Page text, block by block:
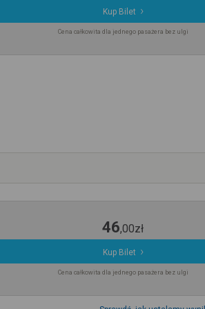
Kup Bilet
Cena całkowita dla jednego pasażera bez ulgi
46,00zł
Kup Bilet
Cena całkowita dla jednego pasażera bez ulgi